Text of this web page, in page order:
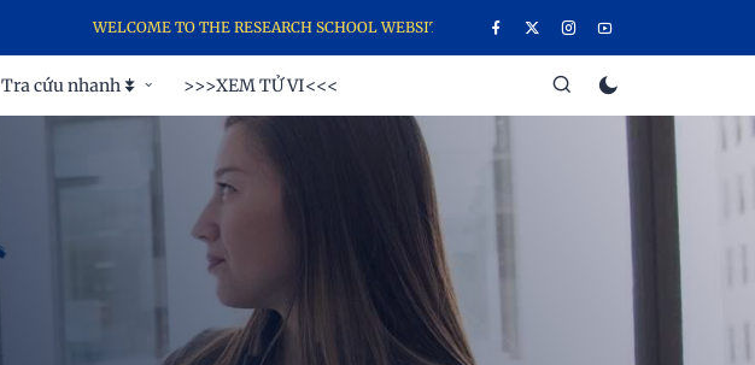
WELCOME TO THE RESEARCH SCHOOL WEBSITE, THE SCHOOL OF YOUNG GANESHA
Tra cứu nhanh ⯯ >>>XEM TỬ VI<<<